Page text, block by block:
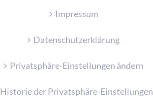
Impressum
Datenschutzerklärung
Privatsphäre-Einstellungen ändern
Historie der Privatsphäre-Einstellungen